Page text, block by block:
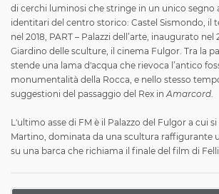
di cerchi luminosi che stringe in un unico segno
identitari del centro storico: Castel Sismondo, il
nel 2018, PART – Palazzi dell’arte, inaugurato nel
Giardino delle sculture, il cinema Fulgor. Tra la
stende una lama d'acqua che rievoca l’antico
monumentalità della Rocca, e nello stesso
suggestioni del passaggio del Rex in Amarcord.
L'ultimo asse di FM è il Palazzo del Fulgor a cui si
Martino, dominata da una scultura raffigurante
su una barca che richiama il finale del film di